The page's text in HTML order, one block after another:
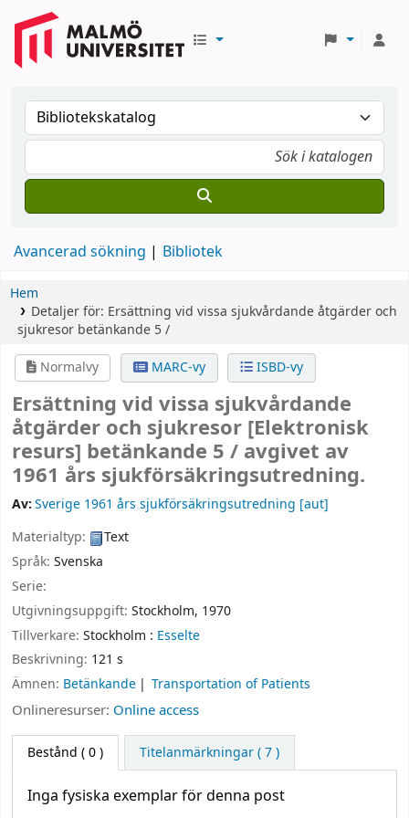
Avancerad sökning Bibliotek
Hem
Detaljer för: Ersättning vid vissa sjukvårdande åtgärder och
sjukresor betänkande 5 /
Normalvy
MARC-vy ISBD-vy
Ersättning vid vissa sjukvårdande
åtgärder och sjukresor [Elektronisk
resurs] betänkande 5 / avgivet av
1961 års sjukförsäkringsutredning.
Av:Sverige 1961 års sjukförsäkringsutredning [aut]
Materialtyp:
Text
Språk: Svenska
Serie:
Utgivningsuppgift: Stockholm, 1970
Tillverkare: Stockholm : Esselte
Beskrivning: 121 s
Ämnen: Betänkande Transportation of Patients
Onlineresurser: Online access
Bestånd ( 0 ) Titelanmärkningar ( 7 )
Inga fysiska exemplar för denna post